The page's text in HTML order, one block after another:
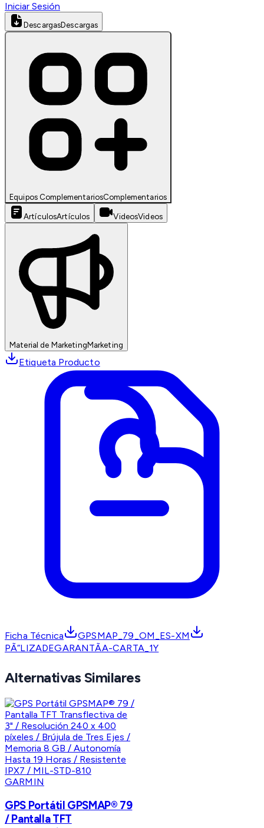
Iniciar Sesión
DescargasDescargas
Equipos ComplementariosComplementarios
ArtículosArtículos VideosVideos
Material de MarketingMarketing
Etiqueta Producto
Ficha Técnica
GPSMAP_79_OM_ES-XM
PÃ“LIZADEGARANTÃA-CARTA_1Y
Alternativas Similares
GARMIN
GPS Portátil GPSMAP® 79
/ Pantalla TFT